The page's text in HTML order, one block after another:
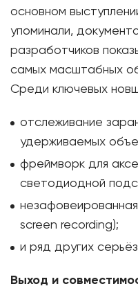
основном
упоминали,
разработчиков
самых масштабных
Среди ключевых
отслеживание
удерживаемых
фреймворк для
светодиодной
screen recording);
и ряд других
Выход и